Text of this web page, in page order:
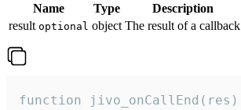
Name Type
Description
result optional object The result of a callback
function